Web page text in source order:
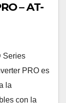
– AT-
Series
PRO es
la
con la